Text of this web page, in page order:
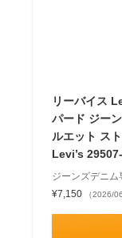
リーバイス
パード ジー
ルエット ス
Levi’s
ジーンズデニム
¥7,150
（2026/